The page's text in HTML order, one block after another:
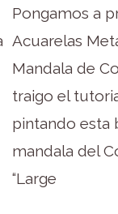
Pongamos a
Acuarelas
Mandala de
traigo el
pintando esta
mandala del
“Large